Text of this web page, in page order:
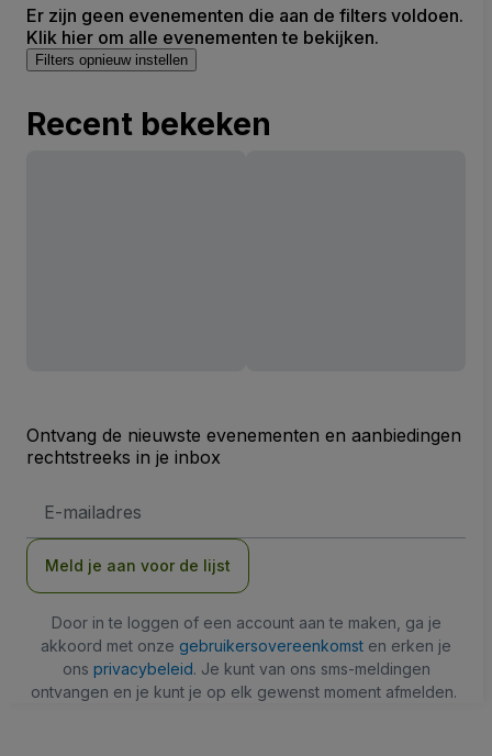
Er zijn geen evenementen die aan de filters voldoen.
Klik hier om alle evenementen te bekijken.
Filters opnieuw instellen
Recent bekeken
Ontvang de nieuwste evenementen en aanbiedingen
rechtstreeks in je inbox
mailadres
Meld je aan voor de lijst
Door in te loggen of een account aan te maken, ga je
akkoord met onze gebruikersovereenkomst en erken je
ons privacybeleid. Je kunt van ons sms-meldingen
ontvangen en je kunt je op elk gewenst moment afmelden.